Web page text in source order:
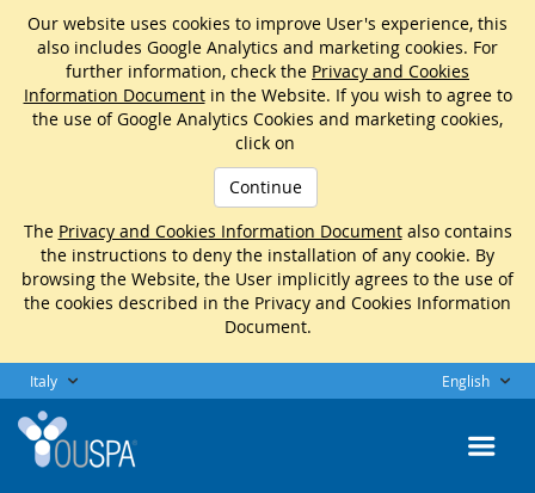
Our website uses cookies to improve User's experience, this
also includes Google Analytics and marketing cookies. For
further information, check the Privacy and Cookies
Information Documentin the Website. If you wish to agree to
the use of Google Analytics Cookies and marketing cookies,
click on
Continue
The Privacy and Cookies Information Documentalso contains
the instructions to deny the installation of any cookie. By
browsing the Website, the User implicitly agrees to the use of
the cookies described in the Privacy and Cookies Information
Document.
Italy English